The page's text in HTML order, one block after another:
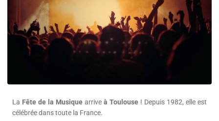
La Fête de la Musique arrive à Toulouse ! Depuis 1982, elle est
célébrée dans toute la France.